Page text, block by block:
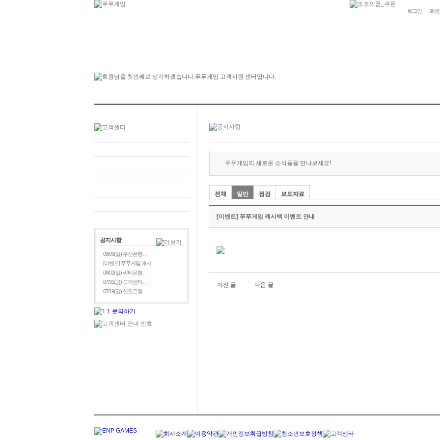
로그인 회
공지사항
08/09(일) 부산은행…
[이벤트] 푸푸게임 캐시…
08/02(일) 씨티은행…
07/31(금) 고객센터…
07/19(일) 신한은행…
푸푸게임의 새로운 소식들을 만나보세요!
전체 일반 점검 보도자료
[이벤트] 푸푸게임 캐시백 이벤트 안내
이전 글 다음 글